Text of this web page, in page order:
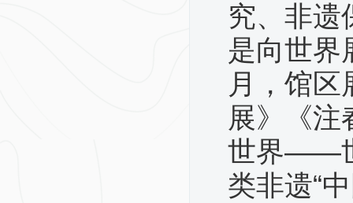
究、非遗
是向世界
月，馆
展》《
世界——
类非遗“